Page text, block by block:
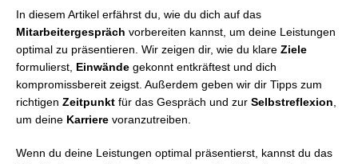
In diesem Artikel erfährst du, wie du dich auf das
Mitarbeitergespräch vorbereiten kannst, um deine Leistungen
optimal zu präsentieren. Wir zeigen dir, wie du klare Ziele
formulierst, Einwände gekonnt entkräftest und dich
kompromissbereit zeigst. Außerdem geben wir dir Tipps zum
richtigen Zeitpunkt für das Gespräch und zur Selbstreflexion
um deine Karriere voranzutreiben.
Wenn du deine Leistungen optimal präsentierst, kannst du das